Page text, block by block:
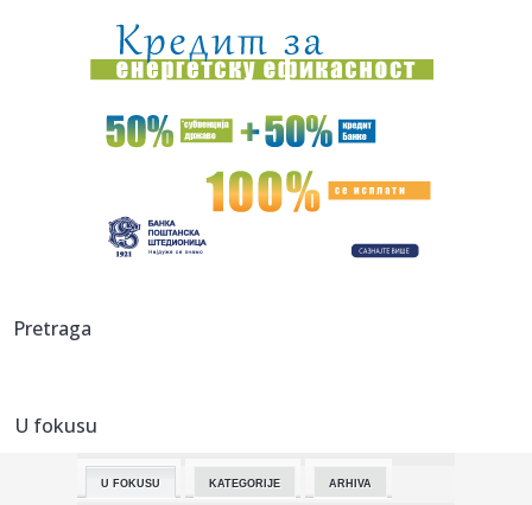
23:47:Srpkinje pronašle novčanik u Čanju, pa uradile nešto što je
23:46:Detalji drame na nemačkom aerodromu: Vozač nogom
izbacio dron s...
Kraj za Aleksandru i Anu: Eliminisane već na startu
23:35:"Nema lakih utakmica, ali mi smo Vojvodina"
23:29:
23:27: Hitno se oglasili Rusi: "Provokacija!"
Pretraga
U fokusu
U FOKUSU KATEGORIJE ARHIVA